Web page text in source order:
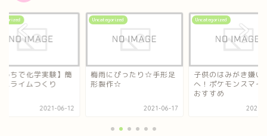
うちで化学実験】簡
スライムつくり
2021-06-12
Uncategorized
梅雨にぴったり☆手形足
形製作☆
2021-06-17
Uncategorized
子供のはみがき嫌い
へ！ポケモンスマイ
おすすめ
2021-